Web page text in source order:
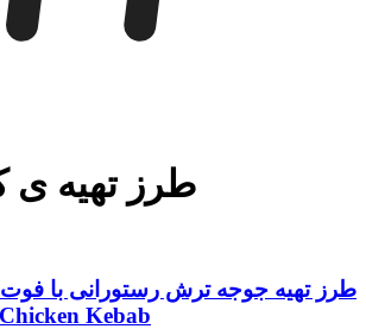
طرز تهیه
طرز تهیه جوجه ترش رستورانی با
Kebab